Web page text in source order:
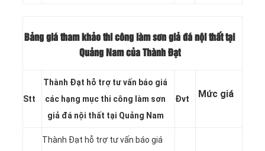
Bảng giá tham khảo thi công làm sơn giả đá nội thất tại
Quảng Nam của Thành Đạt
Stt
Thành Đạt hỗ trợ tư vấn báo giá
các hạng mục thi công làm sơn
giả đá nội thất tại Quảng Nam
Đvt Mức giá
Thành Đạt hỗ trợ tư vấn báo giá